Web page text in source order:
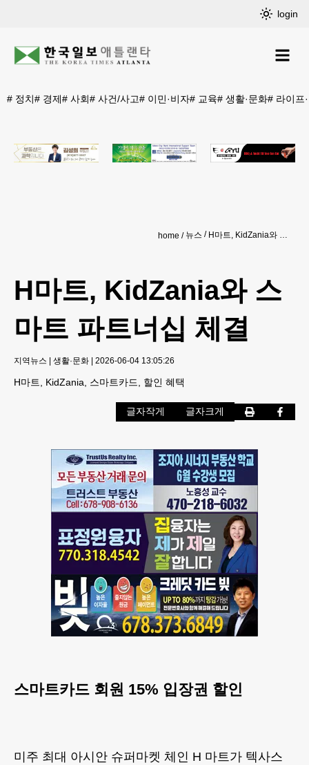
login
# 정치# 경제# 사회# 사건/사고# 이민·비자# 교육# 생활·문화# 라이프
home 뉴스 H마트, KidZania와 스마트 파트너십 체결
H마트, KidZania와 스
마트 파트너십 체결
지역뉴스 | 생활·문화 | 2026-06-04 13:05:26
H마트, KidZania, 스마트카드, 할인 혜택
글자작게 글자크게
스마트카드 회원 15% 입장권 할인
미주 최대 아시안 슈퍼마켓 체인 H 마트가 텍사스